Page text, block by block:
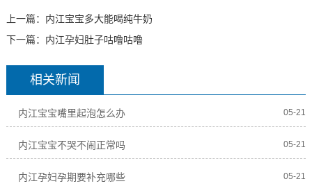
上一篇： 内江宝宝多大能喝纯牛奶
下一篇： 内江孕妇肚子咕噜咕噜
相关新闻
内江宝宝嘴里起泡怎么办 05-21
内江宝宝不哭不闹正常吗 05-21
内江孕妇孕期要补充哪些 05-21